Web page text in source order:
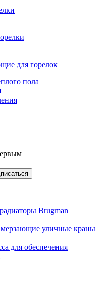
для горелок
пола
Brugman
уличные краны
для обеспечения